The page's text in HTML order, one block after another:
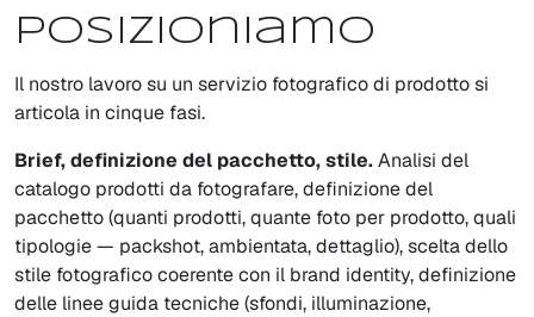
posizioniamo
Il nostro lavoro su un servizio fotografico di prodotto si
articola in cinque fasi.
Brief, definizione del pacchetto, stile.Analisi del
catalogo prodotti da fotografare, definizione del
pacchetto (quanti prodotti, quante foto per prodotto, quali
tipologie — packshot, ambientata, dettaglio), scelta dello
stile fotografico coerente con il brand identity, definizione
delle linee guida tecniche (sfondi, illuminazione,